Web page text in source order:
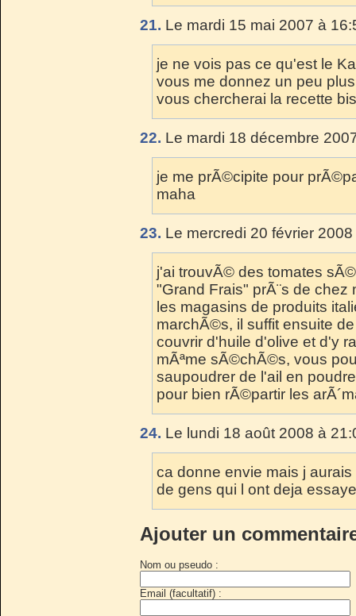
21. Le mardi 15 mai 2007 à
je ne vois pas ce qu'est le
vous me donnez un peu
vous chercherai la recette
22. Le mardi 18 décembre
je me prÃ©cipite pour
maha
23. Le mercredi 20 février
j'ai trouvÃ© des tomates
"Grand Frais" prÃ¨s de
les magasins de produits
marchÃ©s, il suffit ensuite
couvrir d'huile d'olive et d'y
mÃªme sÃ©chÃ©s, vous
saupoudrer de l'ail en
pour bien rÃ©partir les
24. Le lundi 18 août 2008 à
ca donne envie mais j
de gens qui l ont deja
Ajouter un
Nom ou pseudo :
Email (facultatif) :